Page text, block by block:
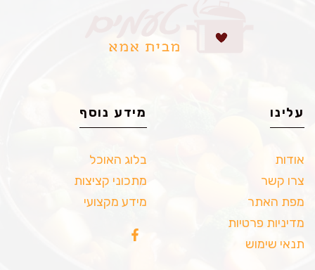
עלינו
אודות
צרו קשר
מפת האתר
מדיניות פרטיות
תנאי שימוש
מידע נוסף
בלוג האוכל
מתכוני קציצות
מידע מקצועי